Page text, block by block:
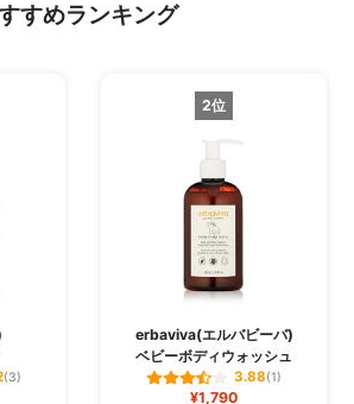
すめランキング
(3)
2位
erbaviva(エルバビーバ)
ベビーボディウォッシュ
3.88(1)
¥1,790